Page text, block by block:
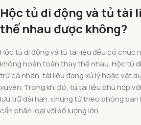
Hộc tủ di động và tủ tài
thế nhau được không?
Hộc tủ di động và tủ tài liệu đều có chức
không hoàn toàn thay thế nhau. Hộc tủ
trữ cá nhân, tài liệu đang xử lý hoặc vật
xuyên. Trong khi đó, tủ tài liệu phù hợp
lưu trữ dài hạn, chứng từ theo phòng
cần phân loại với số lượng lớn.